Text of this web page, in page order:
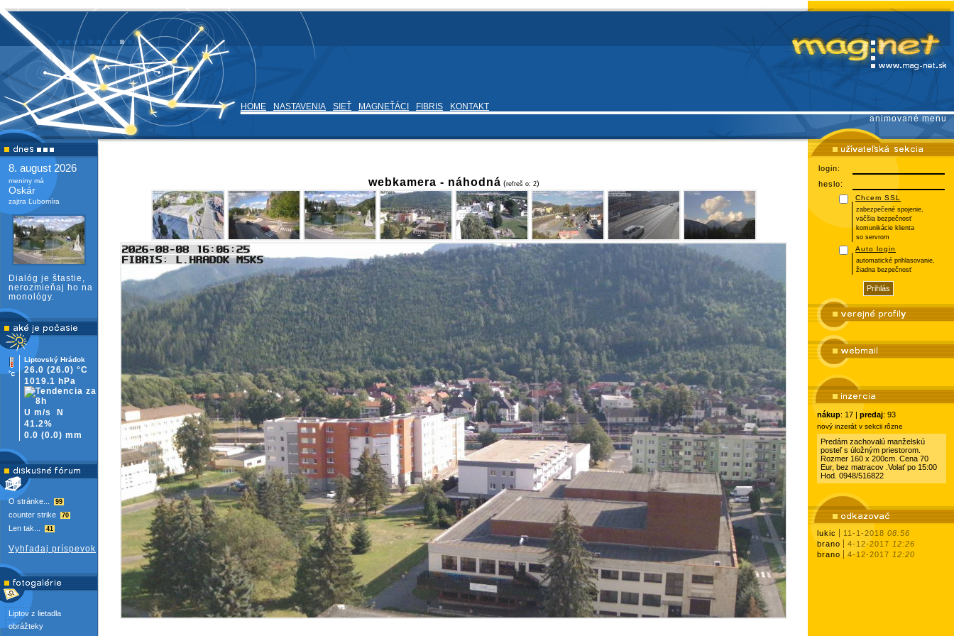
HOME NASTAVENIA SIEŤ MAGNEŤÁCI FIBRIS
KONTAKT
animované menu
8. august 2026
meniny má
Oskár
zajtra Ľubomíra
Dialóg je štastie,
nerozmieňaj ho na
monológy.
Liptovský Hrádok
26.0 (26.0) °C
1019.1 hPa
U m/s
N
41.2%
0.0 (0.0) mm
O stránke... 99
counter strike 70
Len tak... 41
Vyhľadaj príspevok
Liptov z lietadla
obrážteky
webkamera - náhodná (refreš o: 2)
login:
heslo:
Chcem SSL
zabezpečené spojenie,
väčšia bezpečnosť
komunikácie klienta
so servrom
Auto login
automatické prihlasovanie,
žiadna bezpečnosť
nákup: 17 | predaj: 93
nový inzerát v sekcii rôzne
Predám zachovalú manželskú
posteľ s úložným priestorom.
Rozmer 160 x 200cm. Cena 70
Eur, bez matracov .Volať po 15:00
Hod. 0948/516822
lukic 11-1-2018 08:56
brano
4-12-2017 12:26
brano
4-12-2017 12:20